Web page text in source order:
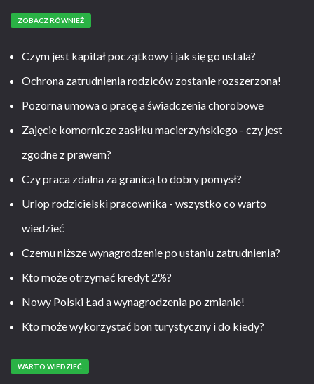
ZOBACZ RÓWNIEŻ
Czym jest kapitał początkowy i jak się go ustala?
Ochrona zatrudnienia rodziców zostanie rozszerzona!
Pozorna umowa o pracę a świadczenia chorobowe
Zajęcie komornicze zasiłku macierzyńskiego - czy jest
zgodne z prawem?
Czy praca zdalna za granicą to dobry pomysł?
Urlop rodzicielski pracownika - wszystko co warto
wiedzieć
Czemu niższe wynagrodzenie po ustaniu zatrudnienia?
Kto może otrzymać kredyt 2%?
Nowy Polski Ład a wynagrodzenia po zmianie!
Kto może wykorzystać bon turystyczny i do kiedy?
WARTO WIEDZIEĆ